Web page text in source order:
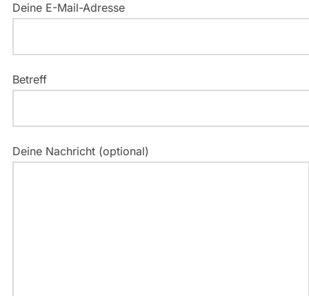
Deine E-Mail-Adresse
Betreff
Deine Nachricht (optional)